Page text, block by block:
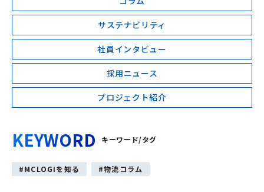
サステナビリティ
社員インタビュー
採用ニュース
プロジェクト紹介
KEYWORD キーワード/タグ
MCLOGIを知る 物流コラム